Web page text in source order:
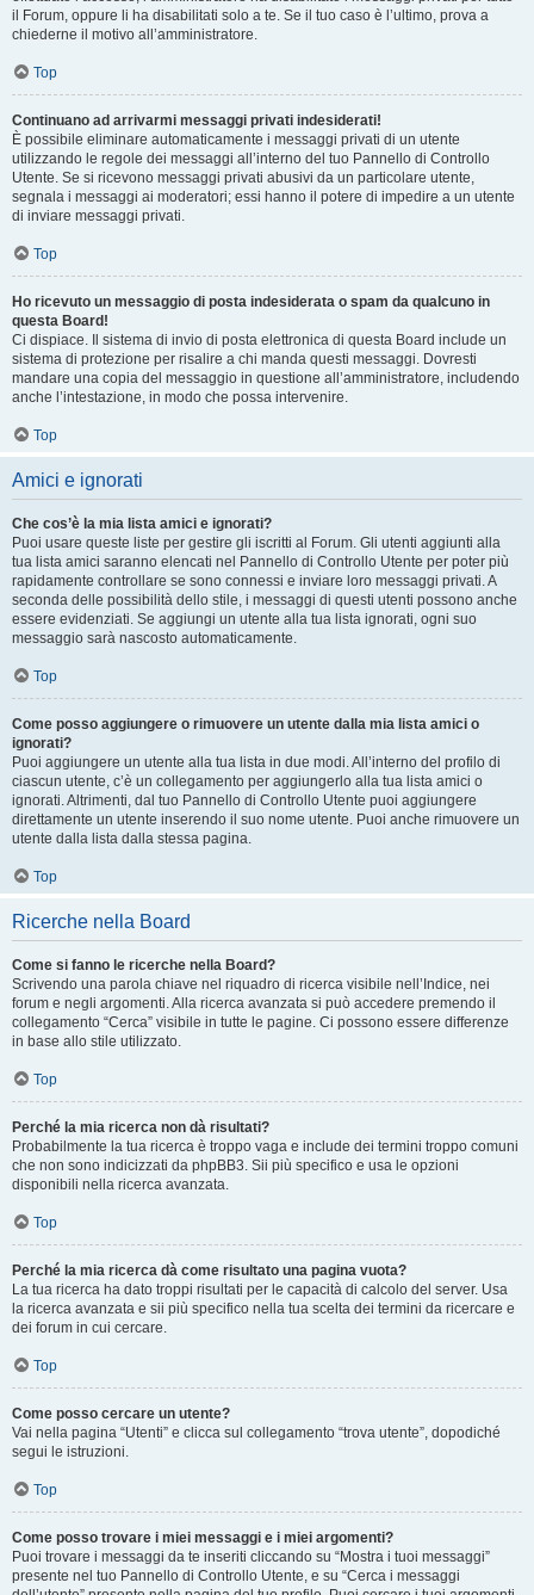
il Forum, oppure li ha disabilitati solo a te. Se il tuo caso è l’ultimo, prova a
chiederne il motivo all’amministratore.
Top
Continuano ad arrivarmi messaggi privati indesiderati!
È possibile eliminare automaticamente i messaggi privati ​​di un utente
utilizzando le regole dei messaggi all’interno del tuo Pannello di Controllo
Utente. Se si ricevono messaggi privati ​​abusivi da un particolare utente,
segnala i messaggi ai moderatori; essi hanno il potere di impedire a un utente
di inviare messaggi privati​​.
Top
Ho ricevuto un messaggio di posta indesiderata o spam da qualcuno in
questa Board!
Ci dispiace. Il sistema di invio di posta elettronica di questa Board include un
sistema di protezione per risalire a chi manda questi messaggi. Dovresti
mandare una copia del messaggio in questione all’amministratore, includendo
anche l’intestazione, in modo che possa intervenire.
Top
Amici e ignorati
Che cos’è la mia lista amici e ignorati?
Puoi usare queste liste per gestire gli iscritti al Forum. Gli utenti aggiunti alla
tua lista amici saranno elencati nel Pannello di Controllo Utente per poter più
rapidamente controllare se sono connessi e inviare loro messaggi privati. A
seconda delle possibilità dello stile, i messaggi di questi utenti possono anche
essere evidenziati. Se aggiungi un utente alla tua lista ignorati, ogni suo
messaggio sarà nascosto automaticamente.
Top
Come posso aggiungere o rimuovere un utente dalla mia lista amici o
ignorati?
Puoi aggiungere un utente alla tua lista in due modi. All’interno del profilo di
ciascun utente, c’è un collegamento per aggiungerlo alla tua lista amici o
ignorati. Altrimenti, dal tuo Pannello di Controllo Utente puoi aggiungere
direttamente un utente inserendo il suo nome utente. Puoi anche rimuovere un
utente dalla lista dalla stessa pagina.
Top
Ricerche nella Board
Come si fanno le ricerche nella Board?
Scrivendo una parola chiave nel riquadro di ricerca visibile nell’Indice, nei
forum e negli argomenti. Alla ricerca avanzata si può accedere premendo il
collegamento “Cerca” visibile in tutte le pagine. Ci possono essere differenze
in base allo stile utilizzato.
Top
Perché la mia ricerca non dà risultati?
Probabilmente la tua ricerca è troppo vaga e include dei termini troppo comuni
che non sono indicizzati da phpBB3. Sii più specifico e usa le opzioni
disponibili nella ricerca avanzata.
Top
Perché la mia ricerca dà come risultato una pagina vuota?
La tua ricerca ha dato troppi risultati per le capacità di calcolo del server. Usa
la ricerca avanzata e sii più specifico nella tua scelta dei termini da ricercare e
dei forum in cui cercare.
Top
Come posso cercare un utente?
Vai nella pagina “Utenti” e clicca sul collegamento “trova utente”, dopodiché
segui le istruzioni.
Top
Come posso trovare i miei messaggi e i miei argomenti?
Puoi trovare i messaggi da te inseriti cliccando su “Mostra i tuoi messaggi”
presente nel tuo Pannello di Controllo Utente, e su “Cerca i messaggi